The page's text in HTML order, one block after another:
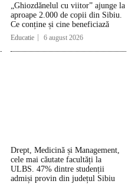
„Ghiozdănelul cu viitor” ajunge la
aproape 2.000 de copii din Sibiu.
Ce conține și cine beneficiază
Educatie 6 august 2026
Drept, Medicină și Management,
cele mai căutate facultăți la
ULBS. 47% dintre studenții
admiși provin din județul Sibiu